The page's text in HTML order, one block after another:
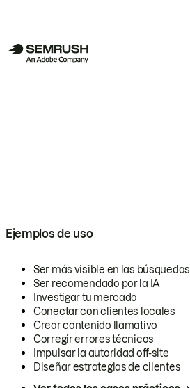
Ejemplos de uso
Ser más visible en las búsquedas
Ser recomendado por la IA
Investigar tu mercado
Conectar con clientes locales
Crear contenido llamativo
Corregir errores técnicos
Impulsar la autoridad off-site
Diseñar estrategias de clientes